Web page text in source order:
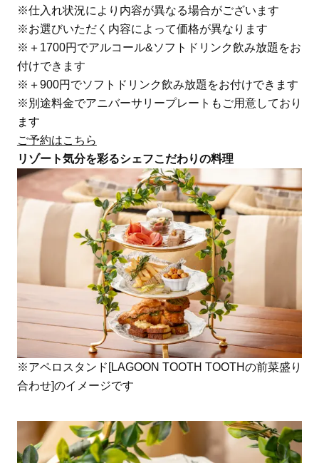
※仕入れ状況により内容が異なる場合がございます
※お選びいただく内容によって価格が異なります
※＋1700円でアルコール&ソフトドリンク飲み放題をお
付けできます
※＋900円でソフトドリンク飲み放題をお付けできます
※別途料金でアニバーサリープレートもご用意しており
ます
ご予約はこちら
リゾート気分を彩るシェフこだわりの料理
※アペロスタンド[LAGOON TOOTH TOOTHの前菜盛り
合わせ]のイメージです